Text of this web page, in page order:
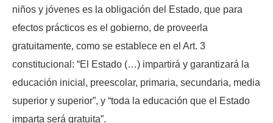
niños y jóvenes es la obligación del Estado, que para
efectos prácticos es el gobierno, de proveerla
gratuitamente, como se establece en el Art. 3
constitucional: “El Estado (…) impartirá y garantizará la
educación inicial, preescolar, primaria, secundaria, media
superior y superior”, y “toda la educación que el Estado
imparta será gratuita”.